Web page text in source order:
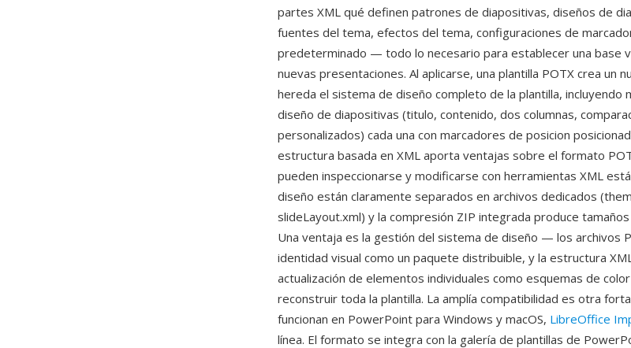
partes XML qué definen patrones de diapositivas, diseños de
fuentes del tema, efectos del tema, configuraciones de
predeterminado — todo lo necesario para establecer una base
nuevas presentaciones. Al aplicarse, una plantilla POTX crea un
hereda el sistema de diseño completo de la plantilla, incluyendo
diseño de diapositivas (titulo, contenido, dos columnas,
personalizados) cada una con marcadores de posicion
estructura basada en XML aporta ventajas sobre el formato
pueden inspeccionarse y modificarse con herramientas XML
diseño están claramente separados en archivos dedicados
slideLayout.xml) y la compresión ZIP integrada produce
Una ventaja es la gestión del sistema de diseño — los archivos
identidad visual como un paquete distribuible, y la estructura
actualización de elementos individuales como esquemas de
reconstruir toda la plantilla. La amplía compatibilidad es otra
funcionan en PowerPoint para Windows y macOS, LibreOffice
línea. El formato se integra con la galería de plantillas de